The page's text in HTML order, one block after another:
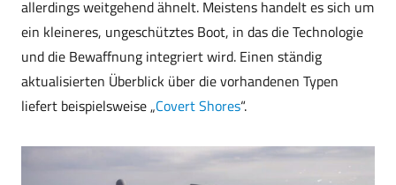
allerdings weitgehend ähnelt. Meistens handelt es sich um
ein kleineres, ungeschütztes Boot, in das die Technologie
und die Bewaffnung integriert wird. Einen ständig
aktualisierten Überblick über die vorhandenen Typen
liefert beispielsweise „Covert Shores“.